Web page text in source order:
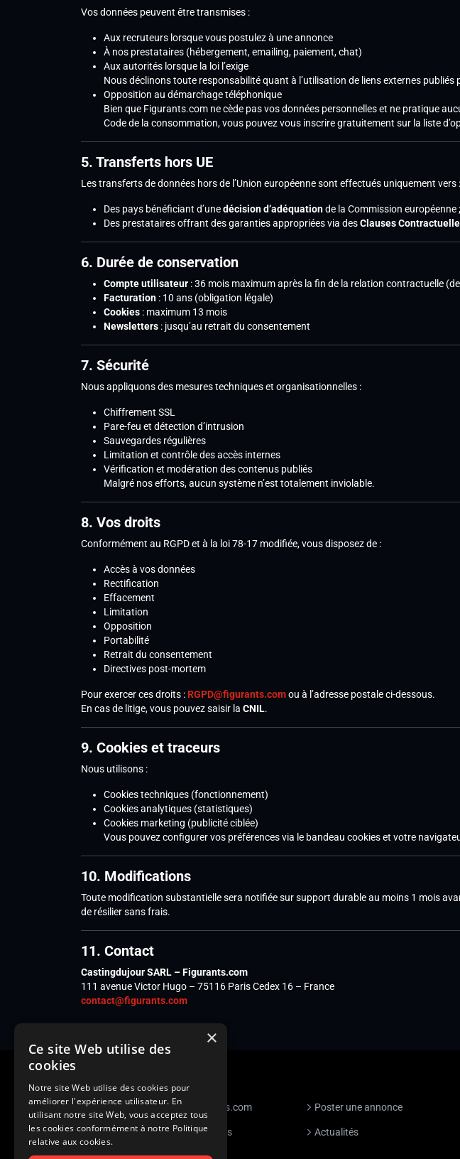
Vos données peuvent être transmises :
Aux recruteurs lorsque vous postulez à une annonce
À nos prestataires (hébergement, emailing, paiement, chat)
Aux autorités lorsque la loi l’exige
Nous déclinons toute responsabilité quant à l’utilisation de liens externes publiés
Opposition au démarchage téléphonique
Bien que Figurants.com ne cède pas vos données personnelles et ne pratique
Code de la consommation, vous pouvez vous inscrire gratuitement sur la liste
5. Transferts hors UE
Les transferts de données hors de l’Union européenne sont effectués uniquement vers :
Des pays bénéficiant d’unedécision d’adéquationde la Commission européenne
Des prestataires offrant des garanties appropriées via desClauses
6. Durée de conservation
Compte utilisateur : 36 mois maximum après la fin de la relation contractuelle
Facturation : 10 ans (obligation légale)
Cookies : maximum 13 mois
Newsletters : jusqu’au retrait du consentement
7. Sécurité
Nous appliquons des mesures techniques et organisationnelles :
Chiffrement SSL
Pare-feu et détection d’intrusion
Sauvegardes régulières
Limitation et contrôle des accès internes
Vérification et modération des contenus publiés
Malgré nos efforts, aucun système n’est totalement inviolable.
8. Vos droits
Conformément au RGPD et à la loi 78-17 modifiée, vous disposez de :
Accès à vos données
Rectification
Effacement
Limitation
Opposition
Portabilité
Retrait du consentement
Directives post-mortem
Pour exercer ces droits : RGPD@figurants.comou à l’adresse postale ci-dessous.
En cas de litige, vous pouvez saisir la CNIL.
9. Cookies et traceurs
Nous utilisons :
Cookies techniques (fonctionnement)
Cookies analytiques (statistiques)
Cookies marketing (publicité ciblée)
Vous pouvez configurer vos préférences via le bandeau cookies et votre
10. Modifications
Toute modification substantielle sera notifiée sur support durable au moins 1 mois
de résilier sans frais.
11. Contact
Castingdujour SARL – Figurants.com
111 avenue Victor Hugo – 75116 Paris Cedex 16 – France
contact@figurants.com
S’inscrire à Figurants.com
Questions fréquentes
Poster une annonce
Actualités
×
Ce site Web utilise des
cookies
Notre site Web utilise des cookies pour
améliorer l'expérience utilisateur. En
utilisant notre site Web, vous acceptez tous
les cookies conformément à notre Politique
relative aux cookies.